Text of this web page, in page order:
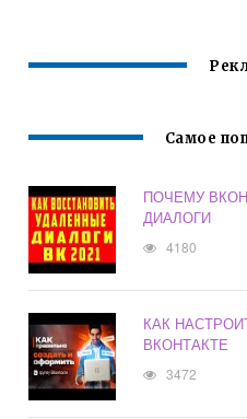
Самое
ПОЧЕМУ
ДИАЛОГИ
4180
КАК
ВКОНТАКТЕ
3472